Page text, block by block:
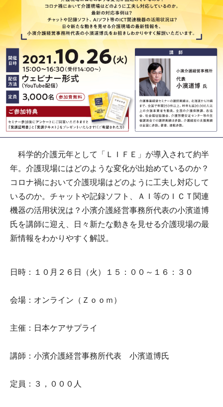
科学的介護元年として「ＬＩＦＥ」が導入されて約半
年。介護現場にはどのような変化が出始めているのか？
コロナ禍において介護現場はどのように工夫し対応して
いるのか。チャットや記録ソフト、ＡＩ等のＩＣＴ関連
機器の活用状況は？小濱介護経営事務所代表の小濱道博
氏を講師に迎え、日々新たな動きを見せる介護現場の最
新情報をわかりやすく解説。
日時：１０月２６日（火）１５：００～１６：３０
会場：オンライン（Ｚｏｏｍ）
主催：日本ケアサプライ
講師：小濱介護経営事務所代表 小濱道博氏
定員：３，０００人